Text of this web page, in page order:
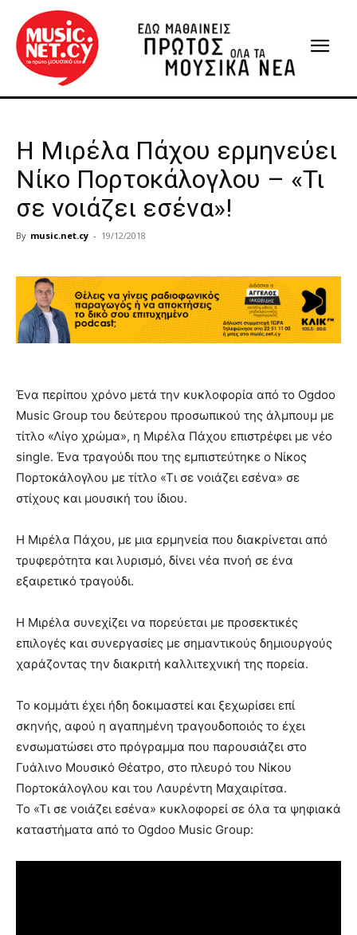
Η Μιρέλα Πάχου ερμηνεύει
Νίκο Πορτοκάλογλου – «Τι
σε νοιάζει εσένα»!
By music.net.cy - 19/12/2018
Ένα περίπου χρόνο μετά την κυκλοφορία από το Ogdoo
Music Group του δεύτερου προσωπικού της άλμπουμ με
τίτλο «Λίγο χρώμα», η Μιρέλα Πάχου επιστρέφει με νέο
single. Ένα τραγούδι που της εμπιστεύτηκε ο Νίκος
Πορτοκάλογλου με τίτλο «Τι σε νοιάζει εσένα» σε
στίχους και μουσική του ίδιου.
Η Μιρέλα Πάχου, με μια ερμηνεία που διακρίνεται από
τρυφερότητα και λυρισμό, δίνει νέα πνοή σε ένα
εξαιρετικό τραγούδι.
Η Μιρέλα συνεχίζει να πορεύεται με προσεκτικές
επιλογές και συνεργασίες με σημαντικούς δημιουργούς
χαράζοντας την διακριτή καλλιτεχνική της πορεία.
Το κομμάτι έχει ήδη δοκιμαστεί και ξεχωρίσει επί
σκηνής, αφού η αγαπημένη τραγουδοποιός το έχει
ενσωματώσει στο πρόγραμμα που παρουσιάζει στο
Γυάλινο Μουσικό Θέατρο, στο πλευρό του Νίκου
Πορτοκάλογλου και του Λαυρέντη Μαχαιρίτσα.
Το «Τι σε νοιάζει εσένα» κυκλοφορεί σε όλα τα ψηφιακά
καταστήματα από το Ogdoo Music Group: